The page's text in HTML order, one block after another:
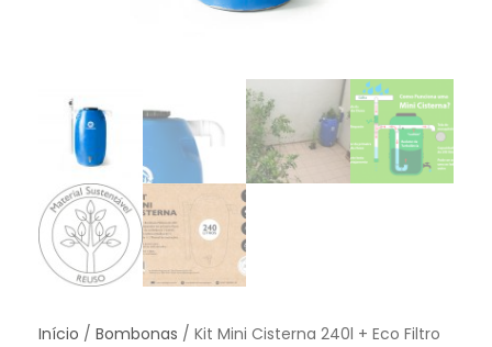
Início / Bombonas / Kit Mini Cisterna 240l + Eco Filtro